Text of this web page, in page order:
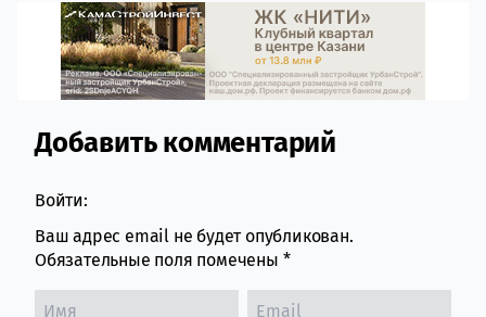
Comment section
Добавить комментарий
Войти:
Ваш адрес email не будет опубликован.
Обязательные поля помечены *